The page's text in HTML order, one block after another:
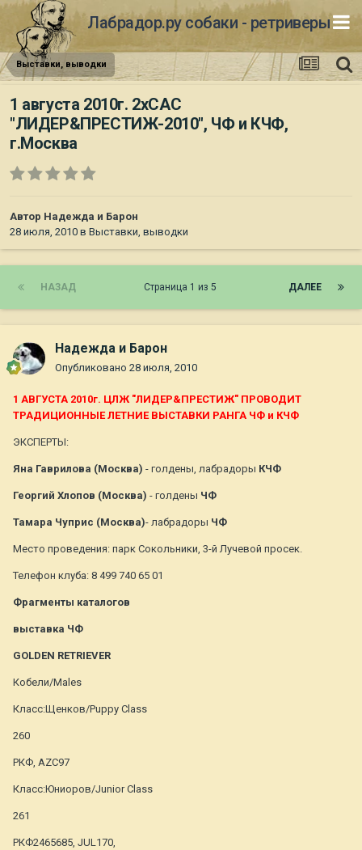
Лабрадор.ру собаки - ретриверы
Выставки, выводки
1 августа 2010г. 2хСАС
"ЛИДЕР&ПРЕСТИЖ-2010", ЧФ и КЧФ,
г.Москва
Автор Надежда и Барон
28 июля, 2010 в Выставки, выводки
НАЗАД ДАЛЕЕ
Страница 1 из 5
Надежда и Барон
Опубликовано 28 июля, 2010
1 АВГУСТА 2010г. ЦЛЖ "ЛИДЕР&ПРЕСТИЖ" ПРОВОДИТ
ТРАДИЦИОННЫЕ ЛЕТНИЕ ВЫСТАВКИ РАНГА ЧФ и КЧФ
ЭКСПЕРТЫ:
Яна Гаврилова (Москва) - голдены, лабрадоры КЧФ
Георгий Хлопов (Москва) - голдены ЧФ
Тамара Чуприс (Москва)- лабрадоры ЧФ
Место проведения: парк Сокольники, 3-й Лучевой просек.
Телефон клуба: 8 499 740 65 01
Фрагменты каталогов
выставка ЧФ
GOLDEN RETRIEVER
Кобели/Males
Класс:Щенков/Puppy Class
260
РКФ, AZC97
Класс:Юниоров/Junior Class
261
РКФ2465685, JUL170,